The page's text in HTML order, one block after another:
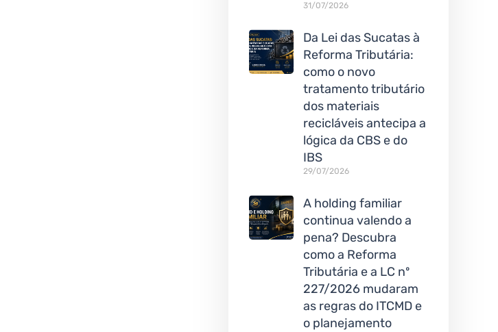
31/07/2026
Da Lei das Sucatas à
Reforma Tributária:
como o novo
tratamento tributário
dos materiais
recicláveis antecipa a
lógica da CBS e do
IBS
29/07/2026
A holding familiar
continua valendo a
pena? Descubra
como a Reforma
Tributária e a LC nº
227/2026 mudaram
as regras do ITCMD e
o planejamento